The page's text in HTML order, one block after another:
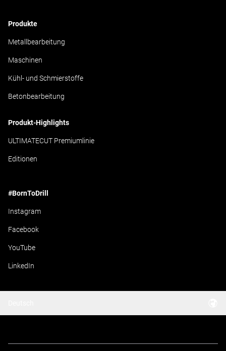
Produkte
Metallbearbeitung
Maschinen
Kühl- und Schmierstoffe
Betonbearbeitung
Produkt-Highlights
ULTIMATECUT Premiumlinie
Editionen
#BornToDrill
Instagram
Facebook
YouTube
LinkedIn